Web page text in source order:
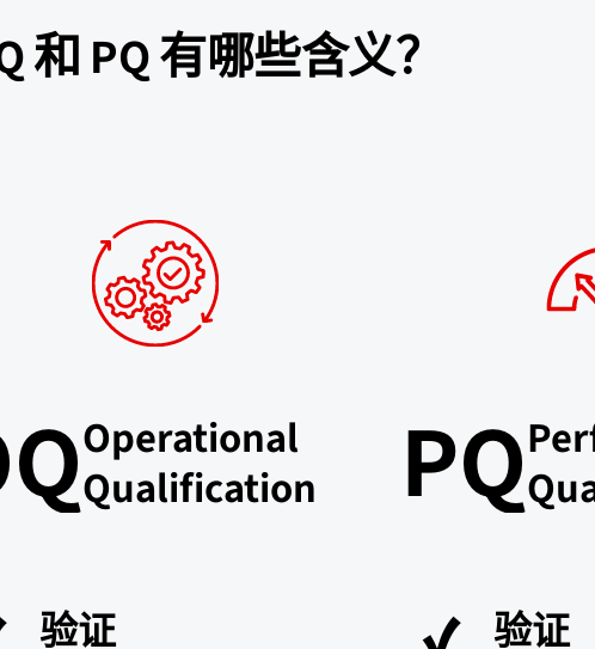
和 PQ 有哪些含义？
Operational
Qualification
验证
PQ
验证